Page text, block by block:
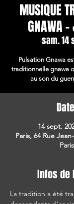
MUSIQUE
GNAWA -
sam. 14
Pulsation Gnawa
traditionnelle gnawa
au son du
14 sept.
Paris, 64 Rue
Infos de
La tradition a été